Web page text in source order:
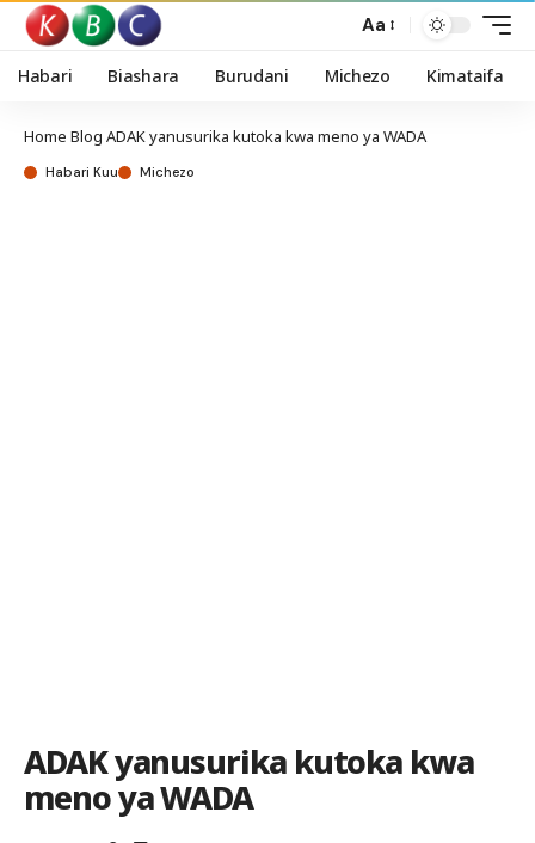
Aa
Habari Biashara Burudani Michezo Kimataifa
Home Blog ADAK yanusurika kutoka kwa meno ya WADA
Habari Kuu Michezo
ADAK yanusurika kutoka kwa
meno ya WADA